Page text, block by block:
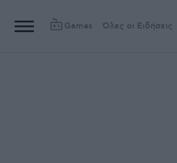
Games Όλες οι Ειδήσεις